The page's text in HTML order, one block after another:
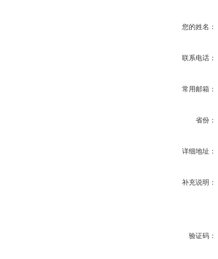
您的姓名：
联系电话：
常用邮箱：
省份：
详细地址：
补充说明：
验证码：